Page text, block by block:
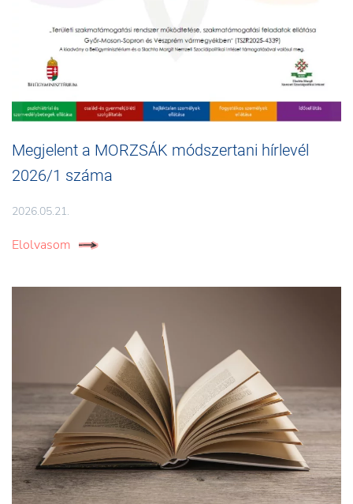
Megjelent a MORZSÁK módszertani hírlevél
2026/1 száma
2026.05.21.
Elolvasom